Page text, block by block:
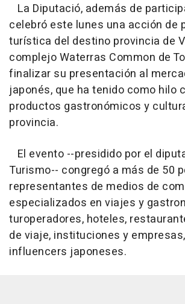
La Diputació, además de
celebró este lunes una acción de
turística del destino provincia de
complejo Waterras Common de
finalizar su presentación al
japonés, que ha tenido como hilo
productos gastronómicos y
provincia.
El evento --presidido por el
Turismo-- congregó a más de 50
representantes de medios de
especializados en viajes y
turoperadores, hoteles,
de viaje, instituciones y
influencers japoneses.